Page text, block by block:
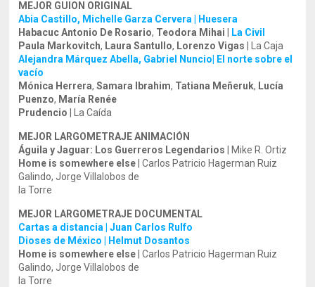
MEJOR GUION ORIGINAL
Abia Castillo, Michelle Garza Cervera | Huesera
Habacuc Antonio De Rosario, Teodora Mihai
La Civil
Paula Markovitch, Laura Santullo, Lorenzo Vigas | La Caja
Alejandra Márquez Abella, Gabriel Nuncio| El norte sobre el
vacío
Mónica Herrera,Samara Ibrahim, Tatiana Meñeruk, Lucía
Puenzo, María Renée
Prudencio | La Caída
MEJOR LARGOMETRAJE ANIMACIÓN
Águila y Jaguar: Los Guerreros Legendarios | Mike R. Ortiz
Home is somewhere else | Carlos Patricio Hagerman Ruiz
Galindo, Jorge Villalobos de
la Torre
MEJOR LARGOMETRAJE DOCUMENTAL
Cartas a distancia | Juan Carlos Rulfo
Dioses de México | Helmut Dosantos
Home is somewhere else | Carlos Patricio Hagerman Ruiz
Galindo, Jorge Villalobos de
la Torre